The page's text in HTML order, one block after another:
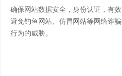
确保网站数据安全，身份认证，有效
避免钓鱼网站、仿冒网站等网络诈骗
行为的威胁。